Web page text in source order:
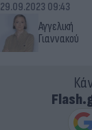
Αγγελική
Γιαννακού
29.09.2023 09:43